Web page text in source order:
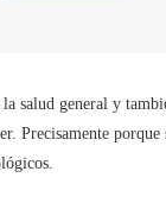
salud general y
Precisamente